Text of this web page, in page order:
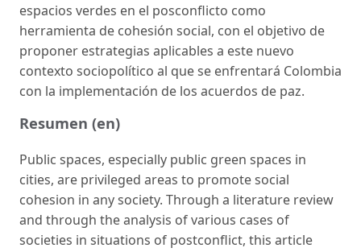
espacios verdes en el posconflicto como
herramienta de cohesión social, con el objetivo de
proponer estrategias aplicables a este nuevo
contexto sociopolítico al que se enfrentará Colombia
con la implementación de los acuerdos de paz.
Resumen (en)
Public spaces, especially public green spaces in
cities, are privileged areas to promote social
cohesion in any society. Through a literature review
and through the analysis of various cases of
societies in situations of postconflict, this article